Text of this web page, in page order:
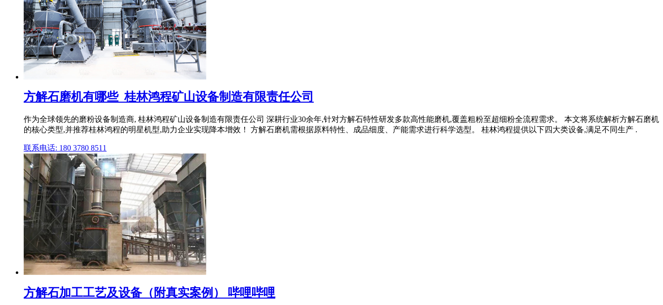
方解石磨机有哪些_桂林鸿程矿山设备制造有限责任公司
作为全球领先的磨粉设备制造商, 桂林鸿程矿山设备制造有限责任公司 深耕行业30余年,针对方解石特性研发多款高性能磨机,覆盖粗粉至超细粉全流程需求。 本文将系统解析方解石磨机
的核心类型,并推荐桂林鸿程的明星机型,助力企业实现降本增效！ 方解石磨机需根据原料特性、成品细度、产能需求进行科学选型。 桂林鸿程提供以下四大类设备,满足不同生产 .
联系电话: 180 3780 8511
方解石加工工艺及设备（附真实案例） 哔哩哔哩